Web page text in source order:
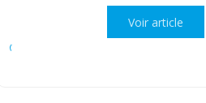
Voir article